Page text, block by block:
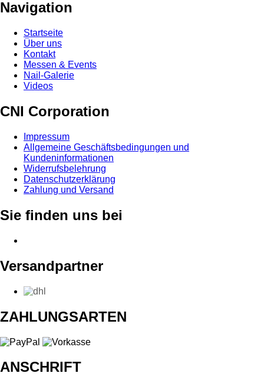
Navigation
Startseite
Über uns
Kontakt
Messen & Events
Nail-Galerie
Videos
CNI Corporation
Impressum
Allgemeine Geschäftsbedingungen und
Kundeninformationen
Widerrufsbelehrung
Datenschutzerklärung
Zahlung und Versand
Sie finden uns bei
Versandpartner
ZAHLUNGSARTEN
ANSCHRIFT